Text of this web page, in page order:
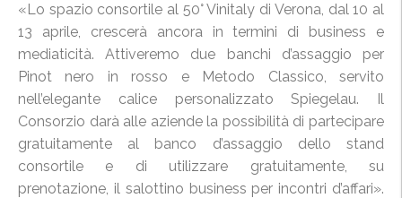
«Lo spazio consortile al 50° Vinitaly di Verona, dal 10 al
13 aprile, crescerà ancora in termini di business e
mediaticità. Attiveremo due banchi d’assaggio per
Pinot nero in rosso e Metodo Classico, servito
nell’elegante calice personalizzato Spiegelau. Il
Consorzio darà alle aziende la possibilità di partecipare
gratuitamente al banco d’assaggio dello stand
consortile e di utilizzare gratuitamente, su
prenotazione, il salottino business per incontri d’affari».